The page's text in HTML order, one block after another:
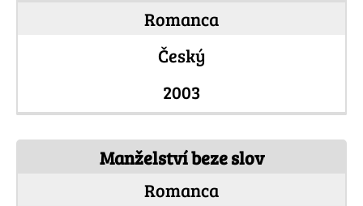
Romanca
Český
2003
Manželství beze slov
Romanca